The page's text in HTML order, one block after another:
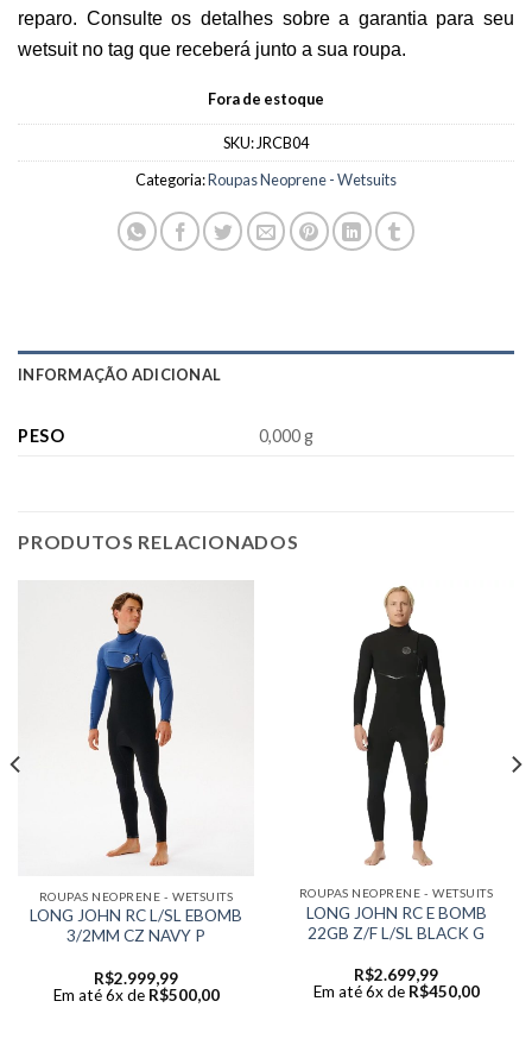
reparo. Consulte os detalhes sobre a garantia para seu
wetsuit no tag que receberá junto a sua roupa.
Fora de estoque
SKU: JRCB04
Categoria:Roupas Neoprene - Wetsuits
INFORMAÇÃO ADICIONAL
PESO 0,000 g
PRODUTOS RELACIONADOS
ROUPAS NEOPRENE - WETSUITS
LONG JOHN RC L/SL EBOMB
3/2MM CZ NAVY P
R$2.999,99
Em até 6x de R$500,00
ROUPAS NEOPRENE - WETSUITS
LONG JOHN RC E BOMB
22GB Z/F L/SL BLACK G
R$2.699,99
Em até 6x de R$450,00